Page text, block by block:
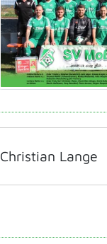
Christian Lange